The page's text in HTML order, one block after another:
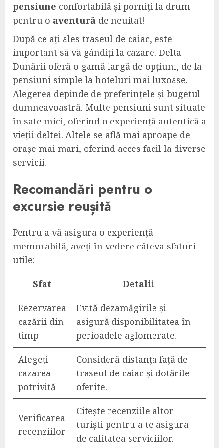
pensiune confortabilă și porniți la drum
pentru o aventură de neuitat!
După ce ați ales traseul de caiac, este
important să vă gândiți la cazare. Delta
Dunării oferă o gamă largă de opțiuni, de la
pensiuni simple la hoteluri mai luxoase.
Alegerea depinde de preferințele și bugetul
dumneavoastră. Multe pensiuni sunt situate
în sate mici, oferind o experiență autentică a
vieții deltei. Altele se află mai aproape de
orașe mai mari, oferind acces facil la diverse
servicii.
Recomandări pentru o
excursie reușită
Pentru a vă asigura o experiență
memorabilă, aveți în vedere câteva sfaturi
utile:
Sfat Detalii
Rezervarea
cazării din
timp
Evită dezamăgirile și
asigură disponibilitatea în
perioadele aglomerate.
Alegeți
cazarea
potrivită
Consideră distanța față de
traseul de caiac și dotările
oferite.
Verificarea
recenziilor
Citește recenziile altor
turiști pentru a te asigura
de calitatea serviciilor.